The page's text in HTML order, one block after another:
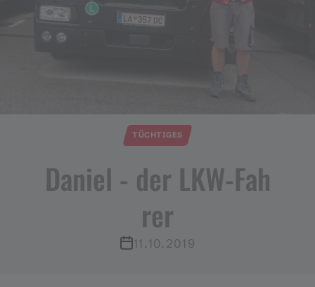
Daniel ​-​ der LKW​-​Fah
rer
TÜCHTIGES
11.10.2019